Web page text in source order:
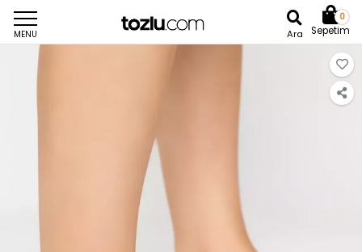
MENU Ara
0
Sepetim